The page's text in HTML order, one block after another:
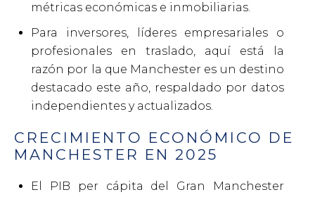
métricas económicas e inmobiliarias.
Para inversores, líderes empresariales o
profesionales en traslado, aquí está la
razón por la que Manchester es un destino
destacado este año, respaldado por datos
independientes y actualizados.
CRECIMIENTO ECONÓMICO DE
MANCHESTER EN 2025
El PIB per cápita del Gran Manchester